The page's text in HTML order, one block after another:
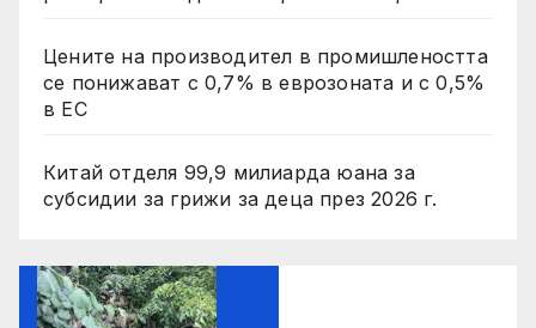
Цените на производител в промишлеността
се понижават с 0,7% в еврозоната и с 0,5%
в ЕС
Китай отделя 99,9 милиарда юана за
субсидии за грижи за деца през 2026 г.